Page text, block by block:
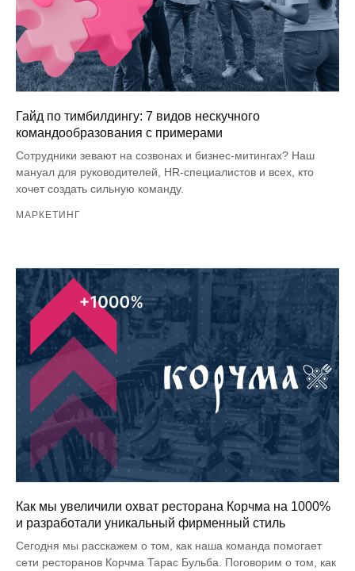
Гайд по тимбилдингу: 7 видов нескучного
командообразования с примерами
Сотрудники зевают на созвонах и бизнес-митингах? Наш
мануал для руководителей, HR-специалистов и всех, кто
хочет создать сильную команду.
МАРКЕТИНГ
Как мы увеличили охват ресторана Корчма на 1000%
и разработали уникальный фирменный стиль
Сегодня мы расскажем о том, как наша команда помогает
сети ресторанов Корчма Тарас Бульба. Поговорим о том, как